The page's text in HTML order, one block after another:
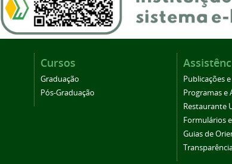
Cursos
Graduação
Pós-Graduação
Publicações
Programas e
Restaurante
Formulários
Guias de